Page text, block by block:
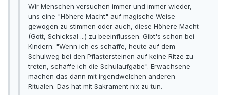
Wir Menschen versuchen immer und immer wieder,
uns eine "Höhere Macht" auf magische Weise
gewogen zu stimmen oder auch, diese Höhere Macht
(Gott, Schicksal ...) zu beeinflussen. Gibt's schon bei
Kindern: "Wenn ich es schaffe, heute auf dem
Schulweg bei den Pflastersteinen auf keine Ritze zu
treten, schaffe ich die Schulaufgabe". Erwachsene
machen das dann mit irgendwelchen anderen
Ritualen. Das hat mit Sakrament nix zu tun.